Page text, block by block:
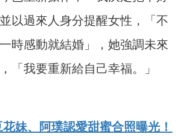
以過來人身分提醒女性，「不
時感動就結婚」，她強調未來
「我要重新給自己幸福。」
花妹、阿璞認愛甜蜜合照曝光！